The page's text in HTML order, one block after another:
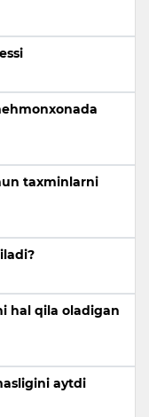
taxminlarni
hal qila oladigan
aytdi